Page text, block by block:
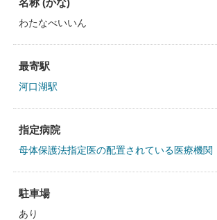
名称 (かな)
わたなべいいん
最寄駅
河口湖駅
指定病院
母体保護法指定医の配置されている医療機関
駐車場
あり